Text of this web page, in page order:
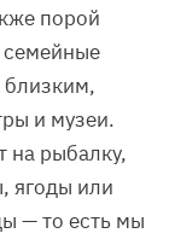
порой
семейные
близким,
и музеи.
на рыбалку,
ягоды или
— то есть мы